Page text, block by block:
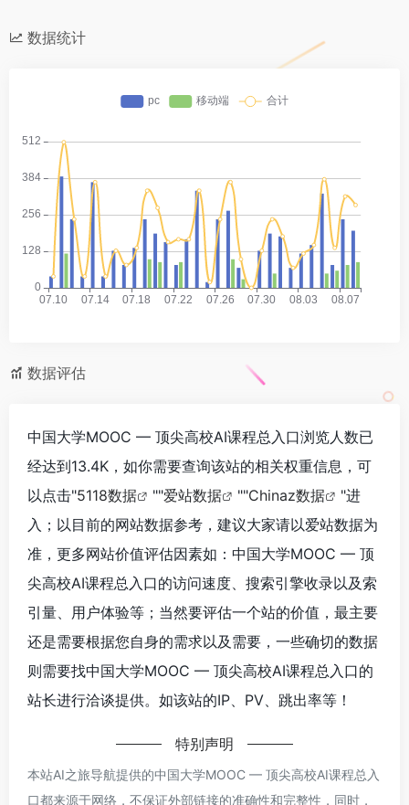
数据统计
数据评估
中国大学MOOC — 顶尖高校AI课程总入口浏览人数已
经达到13.4K，如你需要查询该站的相关权重信息，可
以点击"5118数据 ""爱站数据 ""Chinaz数据
"进
入；以目前的网站数据参考，建议大家请以爱站数据为
准，更多网站价值评估因素如：中国大学MOOC — 顶
尖高校AI课程总入口的访问速度、搜索引擎收录以及索
引量、用户体验等；当然要评估一个站的价值，最主要
还是需要根据您自身的需求以及需要，一些确切的数据
则需要找中国大学MOOC — 顶尖高校AI课程总入口的
站长进行洽谈提供。如该站的IP、PV、跳出率等！
特别声明
本站AI之旅导航提供的中国大学MOOC — 顶尖高校AI课程总入
口都来源于网络，不保证外部链接的准确性和完整性，同时，